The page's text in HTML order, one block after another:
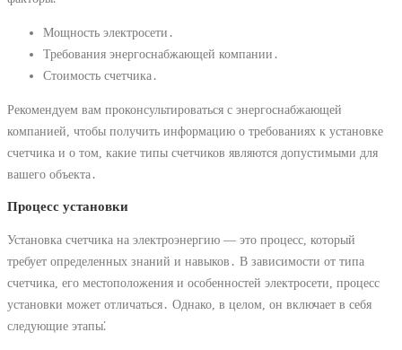
Мощность электросети․
Требования энергоснабжающей компании․
Стоимость счетчика․
Рекомендуем вам проконсультироваться с энергоснабжающей
компанией, чтобы получить информацию о требованиях к установке
счетчика и о том, какие типы счетчиков являются допустимыми для
вашего объекта․
Процесс установки
Установка счетчика на электроэнергию ― это процесс, который
требует определенных знаний и навыков․ В зависимости от типа
счетчика, его местоположения и особенностей электросети, процесс
установки может отличаться․ Однако, в целом, он включает в себя
следующие этапы⁚